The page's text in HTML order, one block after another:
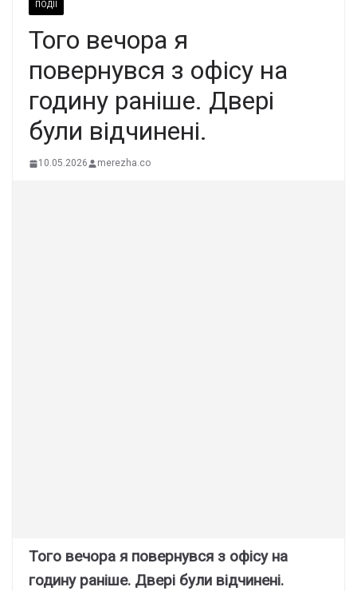
ПОДІЇ
Того вечора я
повернувся з офісу на
годину раніше. Двері
були відчинені.
10.05.2026 merezha.co
Того вечора я повернувся з офісу на
годину раніше. Двері були відчинені.